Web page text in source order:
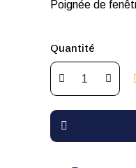
Poignée de
Quantité